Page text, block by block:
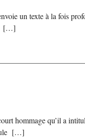
un texte à la fois
[…]
hommage qu’il a
[…]